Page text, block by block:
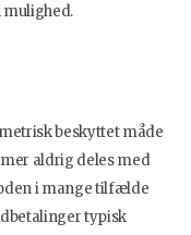
mulighed.
beskyttet måde
aldrig deles med
i mange tilfælde
typisk